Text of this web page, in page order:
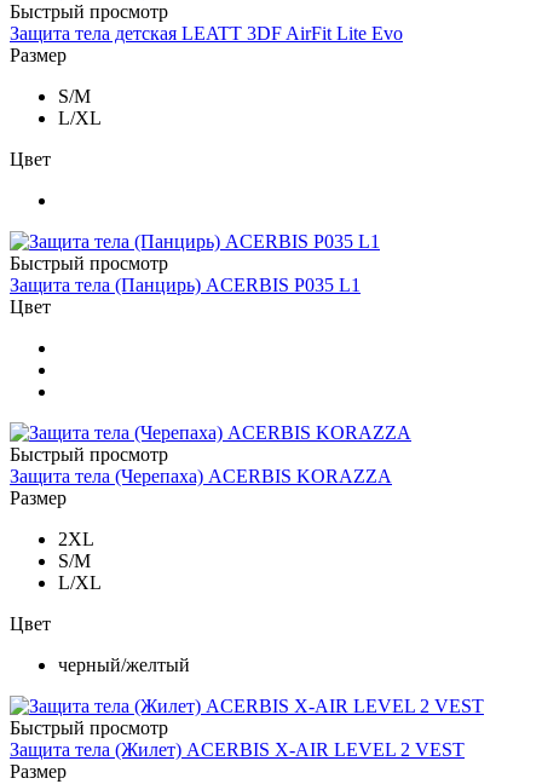
Быстрый просмотр
Защита тела детская LEATT 3DF AirFit Lite Evo
Размер
S/M
L/XL
Цвет
Быстрый просмотр
Защита тела (Панцирь) ACERBIS P035 L1
Цвет
Быстрый просмотр
Защита тела (Черепаха) ACERBIS KORAZZA
Размер
2XL
S/M
L/XL
Цвет
черный/желтый
Быстрый просмотр
Защита тела (Жилет) ACERBIS X-AIR LEVEL 2 VEST
Размер